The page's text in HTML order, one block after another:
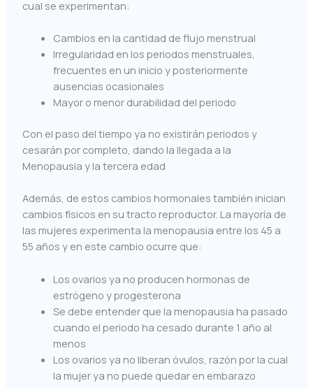
cual se experimentan:
Cambios en la cantidad de flujo menstrual
Irregularidad en los periodos menstruales,
frecuentes en un inicio y posteriormente
ausencias ocasionales
Mayor o menor durabilidad del periodo
Con el paso del tiempo ya no existirán periodos y
cesarán por completo, dando la llegada a la
Menopausia y la tercera edad
Además, de estos cambios hormonales también inician
cambios físicos en su tracto reproductor. La mayoría de
las mujeres experimenta la menopausia entre los 45 a
55 años y en este cambio ocurre que:
Los ovarios ya no producen hormonas de
estrógeno y progesterona
Se debe entender que la menopausia ha pasado
cuando el periodo ha cesado durante 1 año al
menos
Los ovarios ya no liberan óvulos, razón por la cual
la mujer ya no puede quedar en embarazo